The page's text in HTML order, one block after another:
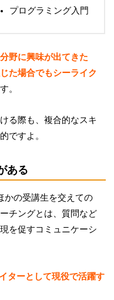
プログラミング入門
野に興味が出てきた
た場合でもシーライク
。
る際も、複合的なスキ
ですよ。
ある
かの受講生を交えての
チングとは、質問など
を促すコミュニケーシ
ターとして現役で活躍す